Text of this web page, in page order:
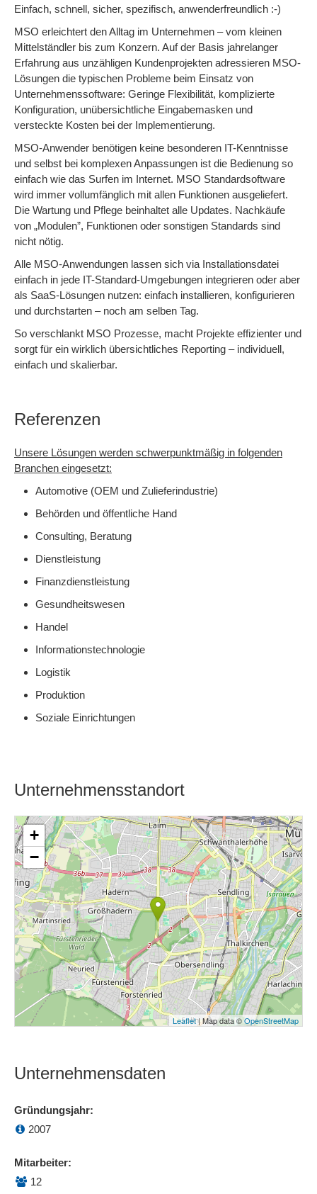
Einfach, schnell, sicher, spezifisch, anwenderfreundlich :-)
MSO erleichtert den Alltag im Unternehmen – vom kleinen
Mittelständler bis zum Konzern. Auf der Basis jahrelanger
Erfahrung aus unzähligen Kundenprojekten adressieren MSO-
Lösungen die typischen Probleme beim Einsatz von
Unternehmenssoftware: Geringe Flexibilität, komplizierte
Konfiguration, unübersichtliche Eingabemasken und
versteckte Kosten bei der Implementierung.
MSO-Anwender benötigen keine besonderen IT-Kenntnisse
und selbst bei komplexen Anpassungen ist die Bedienung so
einfach wie das Surfen im Internet. MSO Standardsoftware
wird immer vollumfänglich mit allen Funktionen ausgeliefert.
Die Wartung und Pflege beinhaltet alle Updates. Nachkäufe
von „Modulen”, Funktionen oder sonstigen Standards sind
nicht nötig.
Alle MSO-Anwendungen lassen sich via Installationsdatei
einfach in jede IT-Standard-Umgebungen integrieren oder aber
als SaaS-Lösungen nutzen: einfach installieren, konfigurieren
und durchstarten – noch am selben Tag.
So verschlankt MSO Prozesse, macht Projekte effizienter und
sorgt für ein wirklich übersichtliches Reporting – individuell,
einfach und skalierbar.
Referenzen
Unsere Lösungen werden schwerpunktmäßig in folgenden
Branchen eingesetzt:
Automotive (OEM und Zulieferindustrie)
Behörden und öffentliche Hand
Consulting, Beratung
Dienstleistung
Finanzdienstleistung
Gesundheitswesen
Handel
Informationstechnologie
Logistik
Produktion
Soziale Einrichtungen
Unternehmensstandort
+
−
Leaflet| Map data ©OpenStreetMap
Unternehmensdaten
Gründungsjahr:
2007
Mitarbeiter:
12